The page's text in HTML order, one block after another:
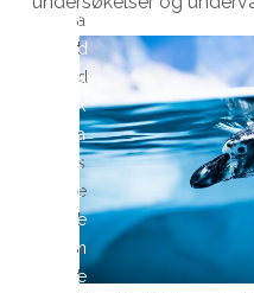
a
t
d
i
s
s
e
k
a
t
r
d
u
k
a
t
t
e
n
e